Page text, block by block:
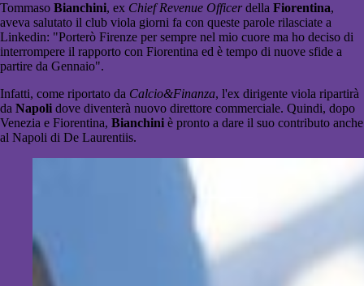
Tommaso Bianchini, ex Chief Revenue Officerdella Fiorentina,
aveva salutato il club viola giorni fa con queste parole rilasciate a
Linkedin: "Porterò Firenze per sempre nel mio cuore ma ho deciso di
interrompere il rapporto con Fiorentina ed è tempo di nuove sfide a
partire da Gennaio".
Infatti, come riportato da Calcio&Finanza, l'ex dirigente viola ripartirà
da Napoli dove diventerà nuovo direttore commerciale. Quindi, dopo
Venezia e Fiorentina, Bianchini è pronto a dare il suo contributo anche
al Napoli di De Laurentiis.